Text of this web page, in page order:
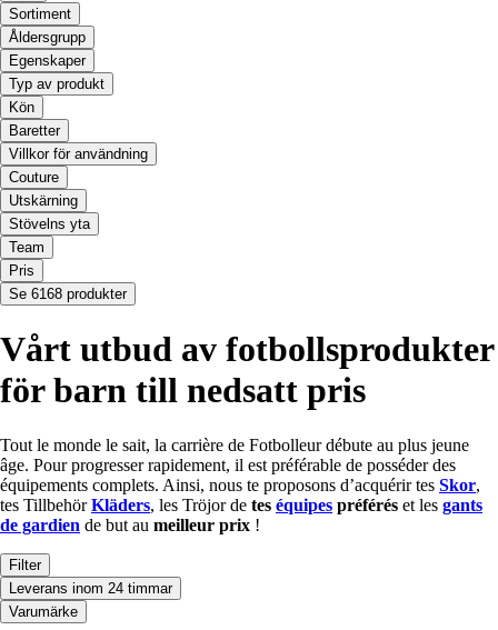
Sortiment
Åldersgrupp
Egenskaper
Typ av produkt
Kön
Baretter
Villkor för användning
Couture
Utskärning
Stövelns yta
Team
Pris
Se 6168 produkter
Vårt utbud av fotbollsprodukter
för barn till nedsatt pris
Tout le monde le sait, la carrière de Fotbolleur débute au plus jeune
âge. Pour progresser rapidement, il est préférable de posséder des
équipements complets. Ainsi, nous te proposons d’acquérir tes Skor,
tes TillbehörKläders, les Tröjor de tes équipes préférés et les gants
de gardien de but au meilleur prix !
Filter
Leverans inom 24 timmar
Varumärke